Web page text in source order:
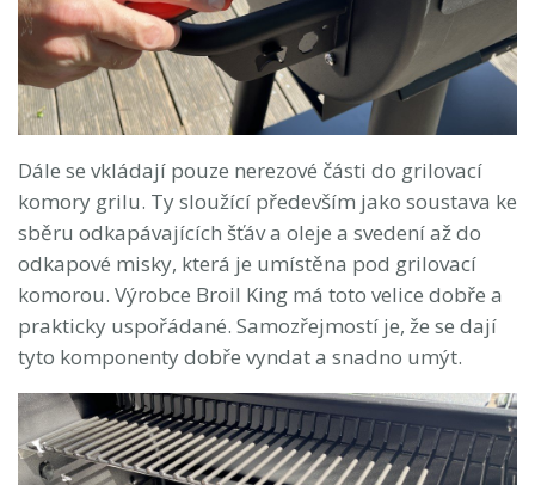
Dále se vkládají pouze nerezové části do grilovací
komory grilu. Ty sloužící především jako soustava ke
sběru odkapávajících šťáv a oleje a svedení až do
odkapové misky, která je umístěna pod grilovací
komorou. Výrobce Broil King má toto velice dobře a
prakticky uspořádané. Samozřejmostí je, že se dají
tyto komponenty dobře vyndat a snadno umýt.